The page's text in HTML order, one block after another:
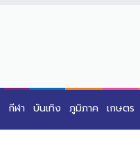
กีฬา บันเทิง ภูมิภาค เกษตร